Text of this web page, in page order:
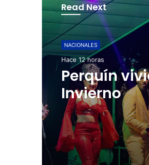
Read Next
NACIONALES
Hace 12 horas
Perquín
Invierno
NACIONALES
Hace 1 día
Cinco
para
semana